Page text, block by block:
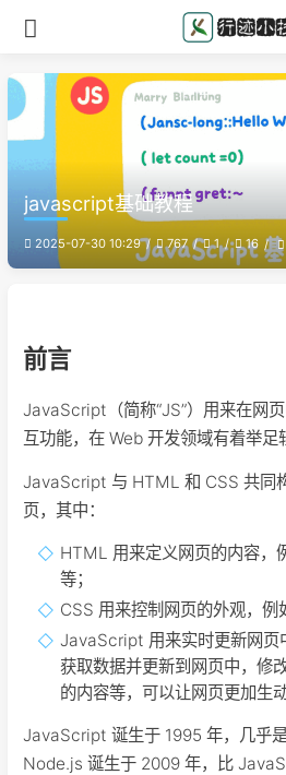
javascript基础教程
2025-07-30 10:29 767 1 16
前言
JavaScript（简称“JS”）用来在网
互功能，在 Web 开发领域有着举足
JavaScript 与 HTML 和 CSS 共同
页，其中：
HTML 用来定义网页的内容，
等；
CSS 用来控制网页的外观，例
JavaScript 用来实时更新网页
获取数据并更新到网页中，修
的内容等，可以让网页更加生动
JavaScript 诞生于 1995 年，几乎
Node.js 诞生于 2009 年，比